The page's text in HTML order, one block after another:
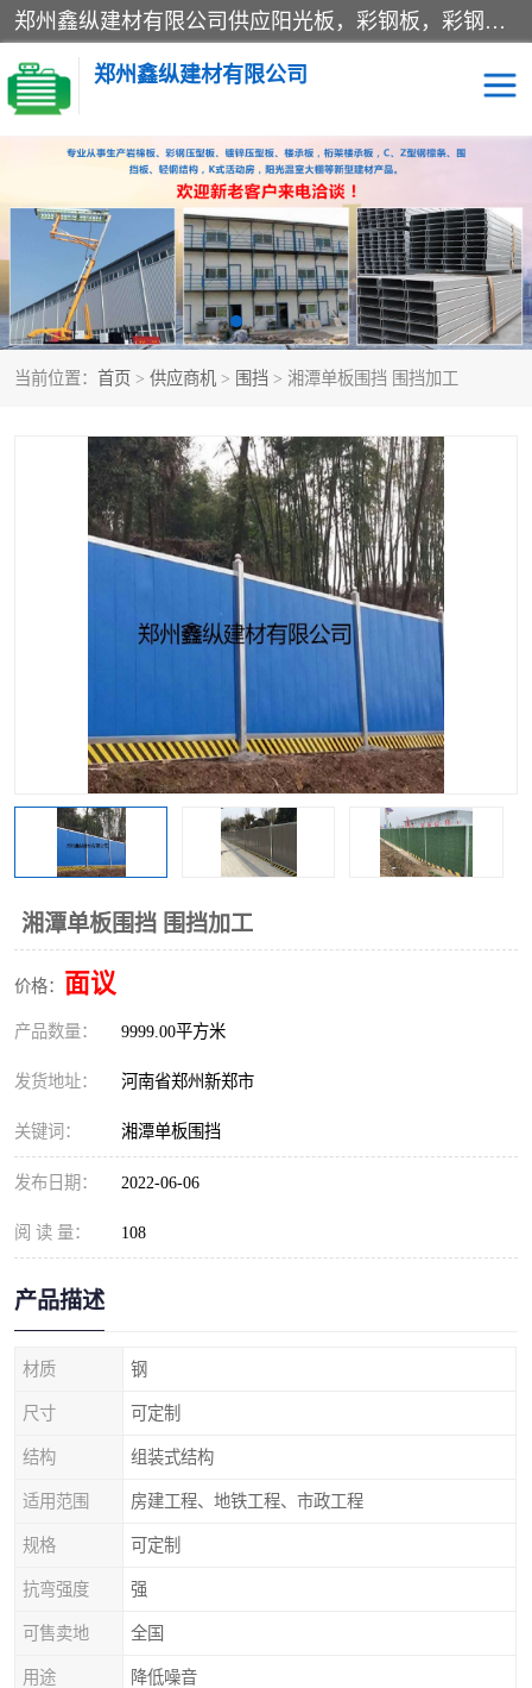
郑州鑫纵建材有限公司供应阳光板，彩钢板，彩钢钢构工程是一家集生产销售租赁安装于一体的企业，主要生产PC采光板，耐力板，仿古琉璃采光板，岩棉板、彩钢压型板、镀锌压型板、桁架楼承板，C、Z型钢檩条、围挡板、轻钢结构，阳光温室大棚等新型建材产品。公司旗下有多台移动式高空压瓦机租赁，承接全国各地业务，专业对外租赁各种型号压瓦机。
郑州鑫纵建材有限公司
当前位置： 首页 > 供应商机 > 围挡 > 湘潭单板围挡 围挡加工
湘潭单板围挡 围挡加工
价格： 面议
产品数量： 9999.00平方米
发货地址： 河南省郑州新郑市
关键词： 湘潭单板围挡
发布日期： 2022-06-06
阅 读 量： 108
产品描述
材质 钢
尺寸 可定制
结构 组装式结构
适用范围 房建工程、地铁工程、市政工程
规格 可定制
抗弯强度 强
可售卖地 全国
用途 降低噪音
高空瓦机租赁 ASA合成树脂仿古瓦
CZ型钢 FRP采光板
PC多层板 PC耐力板
建筑围挡 楼层板
新型活动房 压型彩钢板
岩棉板 钢结构配件
彩钢板
生产加工单板复合围挡 市